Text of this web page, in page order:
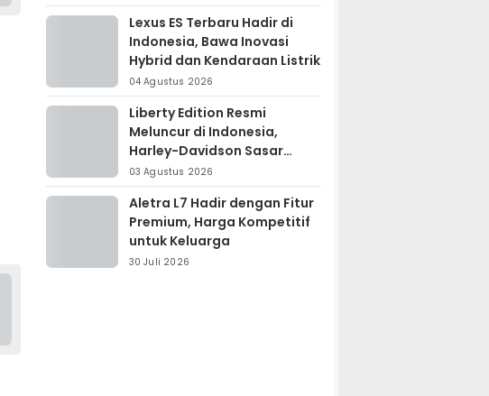
Lexus ES Terbaru Hadir di
Indonesia, Bawa Inovasi
Hybrid dan Kendaraan Listrik
04 Agustus 2026
Liberty Edition Resmi
Meluncur di Indonesia,
Harley-Davidson Sasar
Kolektor Motor Premium
03 Agustus 2026
Aletra L7 Hadir dengan Fitur
Premium, Harga Kompetitif
untuk Keluarga
30 Juli 2026